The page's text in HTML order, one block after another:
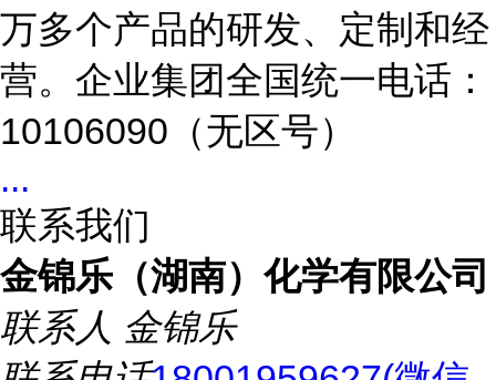
万多个产品的研发、定制和经
营。企业集团全国统一电话：
10106090（无区号）
...
联系我们
金锦乐（湖南）化学有限公司
联系人 金锦乐